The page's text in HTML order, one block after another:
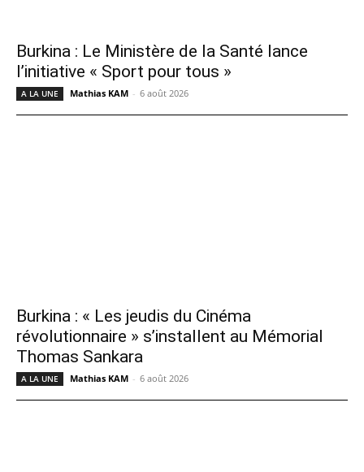
Burkina : Le Ministère de la Santé lance
l’initiative « Sport pour tous »
A LA UNE Mathias KAM - 6 août 2026
Burkina : « Les jeudis du Cinéma
révolutionnaire » s’installent au Mémorial
Thomas Sankara
A LA UNE Mathias KAM - 6 août 2026